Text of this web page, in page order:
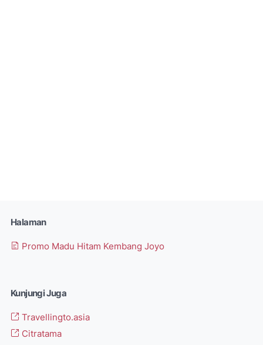
Halaman
Promo Madu Hitam Kembang Joyo
Kunjungi Juga
Travellingto.asia
Citratama